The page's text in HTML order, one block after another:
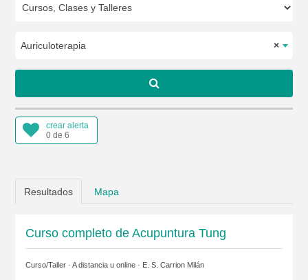
×
Auriculoterapia
crear alerta
0 de 6
Resultados Mapa
Curso completo de Acupuntura Tung
Curso/Taller · A distancia u online · E. S. Carrion Milán